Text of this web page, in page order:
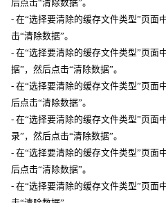
后点击“清除数据”。
- 在“选择要清除的缓存文件类型”页面
击“清除数据”。
- 在“选择要清除的缓存文件类型”页面
据”，然后点击“清除数据”。
- 在“选择要清除的缓存文件类型”页面
后点击“清除数据”。
- 在“选择要清除的缓存文件类型”页面
录”，然后点击“清除数据”。
- 在“选择要清除的缓存文件类型”页面
后点击“清除数据”。
- 在“选择要清除的缓存文件类型”页面